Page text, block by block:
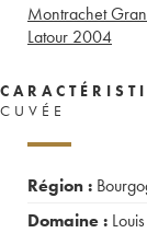
Montrachet
Latour 2004
CUVÉE
Région :
Domaine :